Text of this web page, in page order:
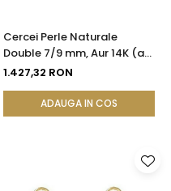
Cercei Perle Naturale
Double 7/9 mm, Aur 14K (aur
585), Versatili 2 în 1 |
1.427,32 RON
ADAUGA IN COS